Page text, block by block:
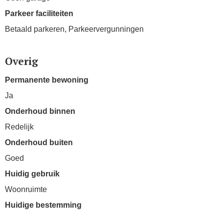
Parkeer faciliteiten
Betaald parkeren, Parkeervergunningen
Overig
Permanente bewoning
Ja
Onderhoud binnen
Redelijk
Onderhoud buiten
Goed
Huidig gebruik
Woonruimte
Huidige bestemming